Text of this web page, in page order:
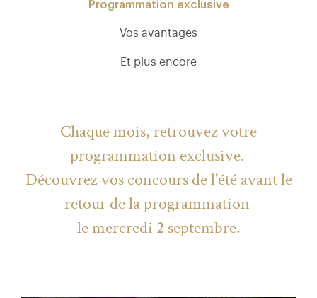
Programmation exclusive
Vos avantages
Et plus encore
Chaque mois, retrouvez votre
programmation exclusive.
Découvrez vos concours de l'été avant le
retour de la programmation
le mercredi 2 septembre.